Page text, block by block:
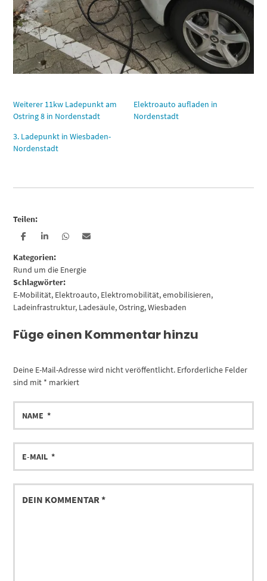
Weiterer 11kw Ladepunkt am
Ostring 8 in Nordenstadt
Elektroauto aufladen in
Nordenstadt
3. Ladepunkt in Wiesbaden-
Nordenstadt
Teilen:
Kategorien:
Rund um die Energie
Schlagwörter:
E-Mobilität, Elektroauto, Elektromobilität,emobilisieren,
Ladeinfrastruktur, Ladesäule,Ostring,Wiesbaden
Füge einen Kommentar hinzu
Deine E-Mail-Adresse wird nicht veröffentlicht. Erforderliche Felder
sind mit * markiert